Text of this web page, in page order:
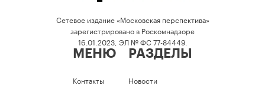
Сетевое издание «Московская перспектива»
зарегистрировано в Роскомнадзоре
16.01.2023, ЭЛ № ФС 77-84449.
МЕНЮ
Контакты
РАЗДЕЛЫ
Новости